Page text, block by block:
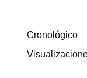
Cronológico